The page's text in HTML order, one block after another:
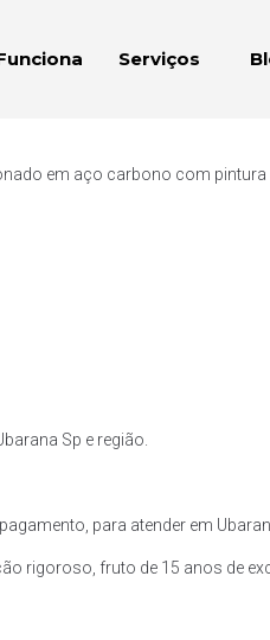
Serviços
em aço carbono com pintura
Sp e região.
para atender em
rigoroso, fruto de 15 anos de